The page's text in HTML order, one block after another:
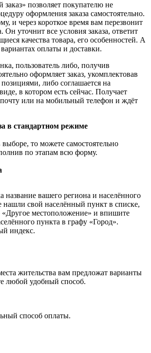
позволяет покупателю не
оформления заказа самостоятельно.
и через короткое время вам перезвонит
Он уточнит все условия заказа, ответит
качества товара, его особенностей. А
оплаты и доставки.
пользователь либо, получив
оформляет заказ, укомплектовав
либо соглашается на
в котором есть сейчас. Получает
или на мобильный телефон и ждёт
в стандартном режиме
то можете самостоятельно
по этапам всю форму.
название вашего региона и населённого
нашли свой населённый пункт в списке,
«Другое местоположение» и впишите
пункта в графу «Город».
индекс.
жительства вам предложат варианты
любой удобный способ.
способ оплаты.